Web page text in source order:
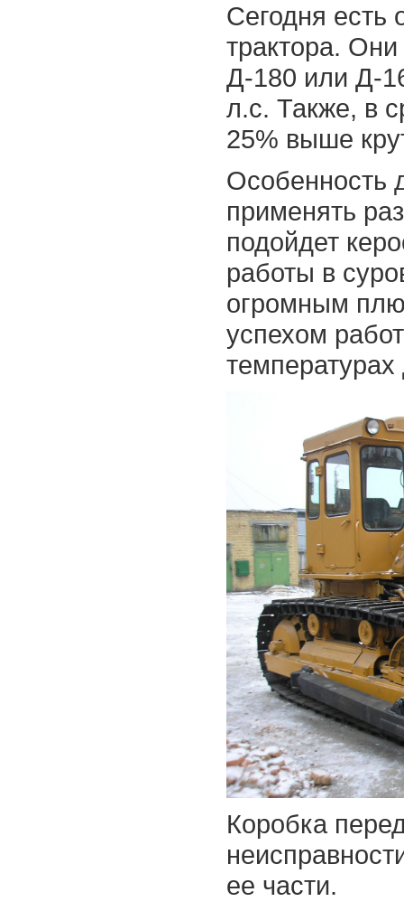
Сегодня есть
трактора.
Д-180 или Д-
л.с. Также, в
25% выше
Особенность
применять
подойдет
работы в
огромным
успехом
Коробка
ее части.